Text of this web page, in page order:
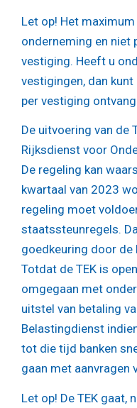
Let op! Het
onderneming en niet
vestiging. Heeft u
vestigingen, dan
per vestiging
De uitvoering van de
Rijksdienst voor
De regeling kan
kwartaal van 2023
regeling moet
staatssteunregels.
goedkeuring door de
Totdat de TEK is
omgegaan met
uitstel van betaling
Belastingdienst
tot die tijd banken
gaan met aanvragen
Let op! De TEK gaat,